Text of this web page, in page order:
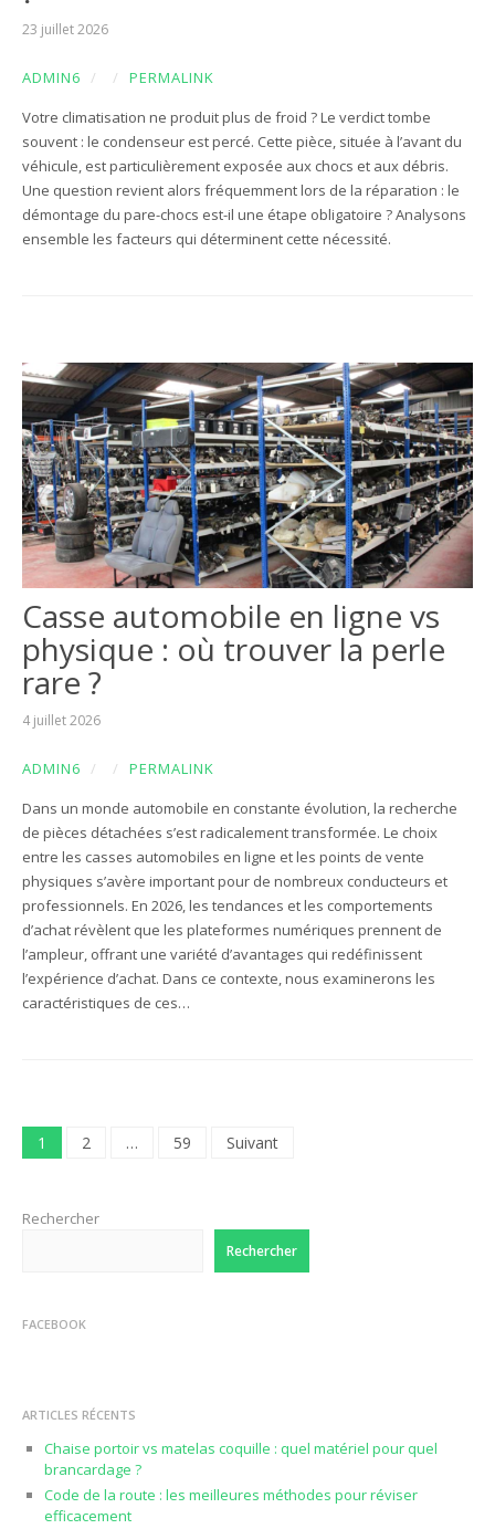
23 juillet 2026
ADMIN6 / /
PERMALINK
Votre climatisation ne produit plus de froid ? Le verdict tombe
souvent : le condenseur est percé. Cette pièce, située à l’avant du
véhicule, est particulièrement exposée aux chocs et aux débris.
Une question revient alors fréquemment lors de la réparation : le
démontage du pare-chocs est-il une étape obligatoire ? Analysons
ensemble les facteurs qui déterminent cette nécessité.
Casse automobile en ligne vs
physique : où trouver la perle
rare ?
4 juillet 2026
ADMIN6 / /
PERMALINK
Dans un monde automobile en constante évolution, la recherche
de pièces détachées s’est radicalement transformée. Le choix
entre les casses automobiles en ligne et les points de vente
physiques s’avère important pour de nombreux conducteurs et
professionnels. En 2026, les tendances et les comportements
d’achat révèlent que les plateformes numériques prennent de
l’ampleur, offrant une variété d’avantages qui redéfinissent
l’expérience d’achat. Dans ce contexte, nous examinerons les
caractéristiques de ces…
Pagination
publications
1 2 … 59 Suivant
Rechercher
Rechercher
FACEBOOK
ARTICLES RÉCENTS
Chaise portoir vs matelas coquille : quel matériel pour quel
brancardage ?
Code de la route : les meilleures méthodes pour réviser
efficacement